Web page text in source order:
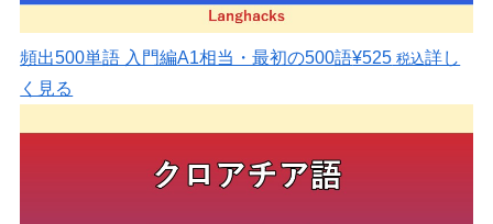
頻出500単語 入門編A1相当・最初の500語¥525 税込詳し
く見る